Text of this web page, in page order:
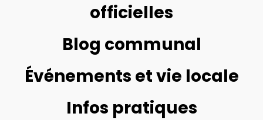
officielles
Blog communal
Événements et vie locale
Infos pratiques